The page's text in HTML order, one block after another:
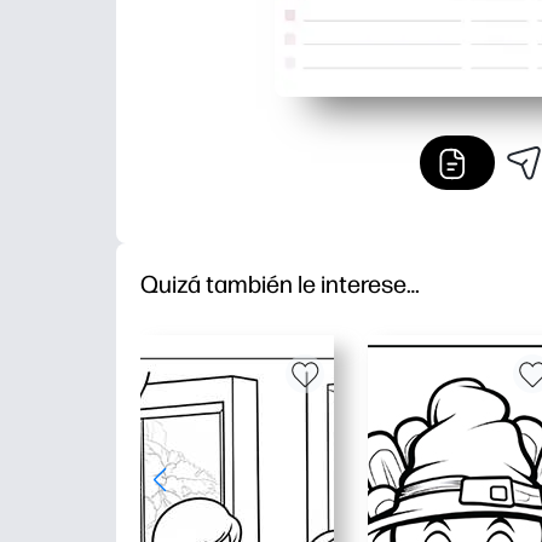
Quizá también le interese…